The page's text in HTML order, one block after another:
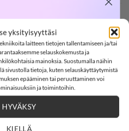
yksityisyyttäsi
laitteen tietojen tallentamiseen ja/tai
selauskokemusta ja
mainoksia. Suostumalla näihin
sivustolla tietoja, kuten selauskäyttäytymistä
epääminen tai peruuttaminen voi
ja toimintoihin.
HYVÄKSY
KIELLÄ
SOFTSHELL15
Countdown ends in:
::54
54:33